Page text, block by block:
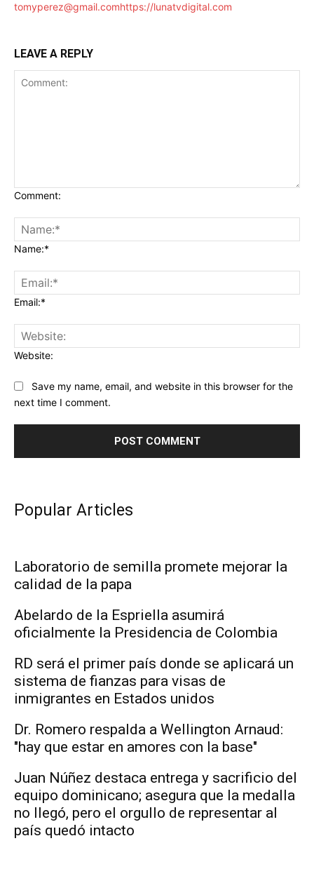
tomyperez@gmail.comhttps://lunatvdigital.com
LEAVE A REPLY
Comment:
Name:*
Email:*
Website:
Save my name, email, and website in this browser for the
next time I comment.
Popular Articles
Laboratorio de semilla promete mejorar la
calidad de la papa
Abelardo de la Espriella asumirá
oficialmente la Presidencia de Colombia
RD será el primer país donde se aplicará un
sistema de fianzas para visas de
inmigrantes en Estados unidos
Dr. Romero respalda a Wellington Arnaud:
"hay que estar en amores con la base"
Juan Núñez destaca entrega y sacrificio del
equipo dominicano; asegura que la medalla
no llegó, pero el orgullo de representar al
país quedó intacto